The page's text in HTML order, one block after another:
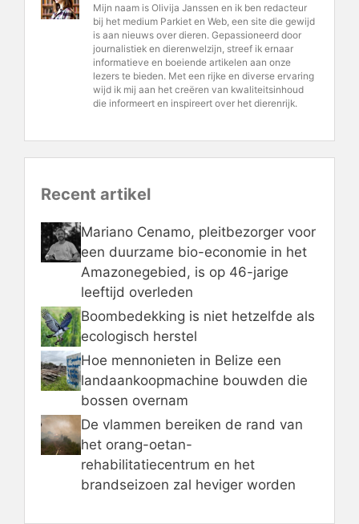
Mijn naam is Olivija Janssen en ik ben redacteur
bij het medium Parkiet en Web, een site die gewijd
is aan nieuws over dieren. Gepassioneerd door
journalistiek en dierenwelzijn, streef ik ernaar
informatieve en boeiende artikelen aan onze
lezers te bieden. Met een rijke en diverse ervaring
wijd ik mij aan het creëren van kwaliteitsinhoud
die informeert en inspireert over het dierenrijk.
Recent artikel
Mariano Cenamo, pleitbezorger voor
een duurzame bio-economie in het
Amazonegebied, is op 46-jarige
leeftijd overleden
Boombedekking is niet hetzelfde als
ecologisch herstel
Hoe mennonieten in Belize een
landaankoopmachine bouwden die
bossen overnam
De vlammen bereiken de rand van
het orang-oetan-
rehabilitatiecentrum en het
brandseizoen zal heviger worden